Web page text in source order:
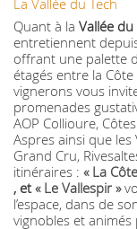
La Vallée du Tech
Quant à la Vallée du
entretiennent
offrant une palette
étagés entre la
vignerons vous
promenades
AOP Collioure,
Aspres ainsi que les
Grand Cru,
itinéraires : « La
, et« Le Vallespir »
l’espace, dans de
vignobles et